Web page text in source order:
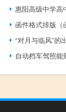
惠阳高级中学高
函件格式排版（
“对月与临风”的
自动档车驾照能